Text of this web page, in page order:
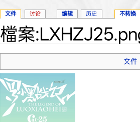
檔案
文件
文件 讨论 编辑 历史 不转换